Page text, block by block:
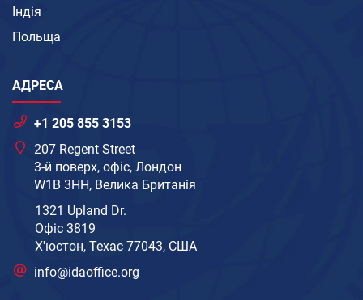
Індія
Польща
АДРЕСА
+1 205 855 3153
207 Regent Street
3-й поверх, офіс, Лондон
W1B 3HH, Велика Британія
1321 Upland Dr.
Офіс 3819
Х'юстон, Техас 77043, США
info@idaoffice.org